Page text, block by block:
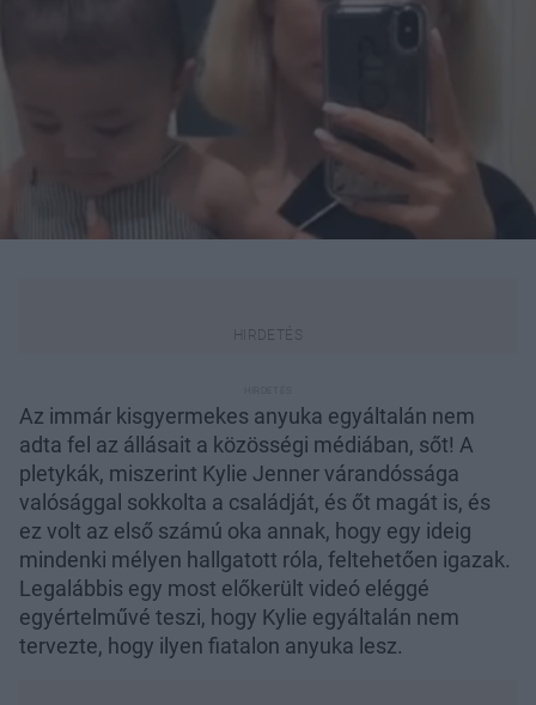
Az immár kisgyermekes anyuka egyáltalán nem
adta fel az állásait a közösségi médiában, sőt! A
pletykák, miszerint Kylie Jenner várandóssága
valósággal sokkolta a családját, és őt magát is, és
ez volt az első számú oka annak, hogy egy ideig
mindenki mélyen hallgatott róla, feltehetően igazak.
Legalábbis egy most előkerült videó eléggé
egyértelművé teszi, hogy Kylie egyáltalán nem
tervezte, hogy ilyen fiatalon anyuka lesz.